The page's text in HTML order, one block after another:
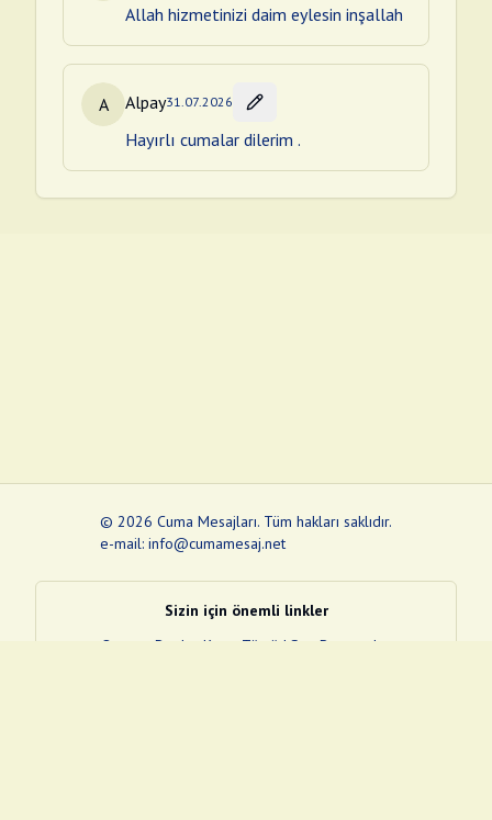
Allah hizmetinizi daim eylesin inşallah
A Alpay31.07.2026
Hayırlı cumalar dilerim .
© 2026 Cuma Mesajları. Tüm hakları saklıdır.
e-mail: info@cumamesaj.net
Sizin için önemli linkler
Quran
e-Devlet Kapısı Tüvtürk Son Depremler